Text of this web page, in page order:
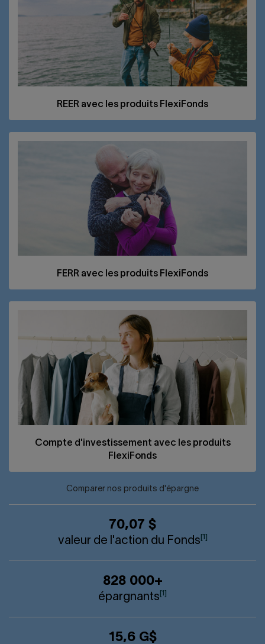
REER avec les produits FlexiFonds
FERR avec les produits FlexiFonds
Compte d'investissement avec les produits
FlexiFonds
Comparer nos produits d'épargne
70,07 $
valeur de l'action du Fonds [1]
828 000+
épargnants [1]
15,6 G$